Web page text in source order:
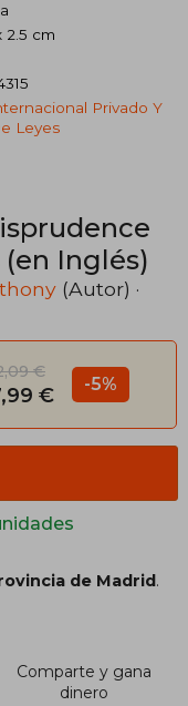
2.5 cm
Privado Y
Leyes
Inglés)
(Autor) ·
€
€ -5%
de Madrid.
Comparte y gana
dinero